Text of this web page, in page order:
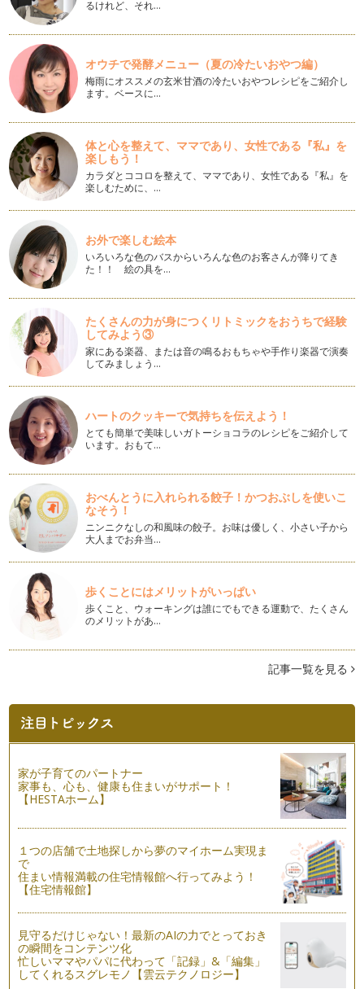
行ってみたいな！とワクワクする、楽しい絵本をご紹介☆
残暑が厳しかった今年、台風も訪れて蒸し暑い日が何日も続き
ました。 ようやく朝晩の空…
2016年 青少年読書感想文全国コンクール 課題図書 ３
夏真っ盛り！ 子どもたちは、どんな夏休みを過ごしているの
でしょう。 &nb…
2016年 青少年読書感想文全国コンクール 課題図書 ２
もう、夏休みまであと少し！ 楽しみでたまらない子どもた
ち。どんなところに遊びに行こ…
2016年 青少年読書感想文全国コンクール 課題図書 １
梅雨に入りじめじめしています。 しかし来月にはもうわくわ
くの…
☆個性的で、楽しい絵本をご紹介☆ 海外の絵本篇
先月ご紹介した「一度見たら忘れられない！絵本たち」です
が、世界の絵本も楽しくて印象的な絵本…
☆個性的で、楽しい絵本をご紹介☆
一度見たら忘れられない！ そんな絵本に出会ったことはあり
ますか？ …
☆我が子を思う、愛いっぱいのメッセージ絵本をご紹介☆
出産当日、小さな我が子の手を握りしめ、感動で涙が止まらな
かった私たち。 たくさんの…
「いのち」「うまれる」をテーマとした絵本をご紹介☆
保育をしていて、お散歩中にある子どもが言いました。 「お
なかがおおきいね」 …
サル年ならではの絵本をご紹介！
２０１６年がスタートしました。年が明けて、サル年となりま
した！ おさるさんが出てく…
☆クリスマスの絵本と、この冬の新刊をご紹介☆
２０１５年もあとわずかとなりました。 今年はどんな年でし
たか？ 学校に入ったり、卒…
深まる秋から初冬にかけて読みたい絵本をご紹介☆
コートやマフラーが手放せない時期になってきました。 つい
子どもたちが変装して街を練り歩くハロウィン♪ その可愛らし
い姿に思わずにっこりして…
秋の収穫の成功を願い、自然の恵みに感謝をする、十五夜。
十五夜にお月見をするという…
真夏に読みたい絵本たち
８月に入り、毎日うだるような暑さですね。木陰を探すのも一
苦労ですが、暑いなりに夏を謳歌した…
2015年 青少年読書感想文全国コンクール 課題図書 2
前回は低学年（１～２年生）の青少年読書感想文全国コンクー
ル課題図書から３冊ご紹介しました！…
2015年 青少年読書感想文全国コンクール 課題図書 １
７月になり、そろそろ夏休みを意識しますね。 長い休みには
山や海に出掛け、思い切り「…
るけれど、それ…
オウチで発酵メニュー（夏の冷たいおやつ編）
梅雨にオススメの玄米甘酒の冷たいおやつレシピをご紹介し
ます。ベースに…
体と心を整えて、ママであり、女性である『私』を
楽しもう！
カラダとココロを整えて、ママであり、女性である『私』を
楽しむために、…
お外で楽しむ絵本
いろいろな色のバスからいろんな色のお客さんが降りてき
た！！ 絵の具を…
たくさんの力が身につくリトミックをおうちで経験
してみよう③
家にある楽器、または音の鳴るおもちゃや手作り楽器で演奏
してみましょう…
ハートのクッキーで気持ちを伝えよう！
とても簡単で美味しいガトーショコラのレシピをご紹介して
います。おもて…
おべんとうに入れられる餃子！かつおぶしを使いこ
なそう！
ニンニクなしの和風味の餃子。お味は優しく、小さい子から
大人までお弁当…
歩くことにはメリットがいっぱい
歩くこと、ウォーキングは誰にでもできる運動で、たくさん
のメリットがあ…
記事一覧を見る
家が子育てのパートナー
家事も、心も、健康も住まいがサポート！
【HESTAホーム】
１つの店舗で土地探しから夢のマイホーム実現ま
で
住まい情報満載の住宅情報館へ行ってみよう！
【住宅情報館】
見守るだけじゃない！最新のAIの力でとっておき
の瞬間をコンテンツ化
忙しいママやパパに代わって「記録」&「編集」
してくれるスグレモノ【雲云テクノロジー】